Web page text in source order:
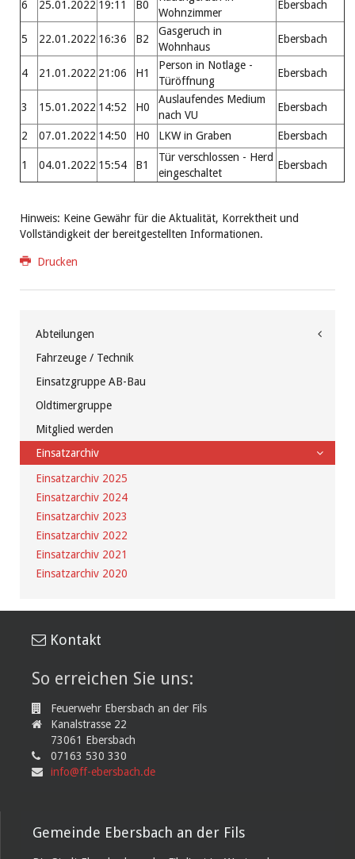
6 25.01.2022 19:11 B0
Wohnzimmer
Ebersbach
5 22.01.2022 16:36 B2
Gasgeruch in
Wohnhaus
Ebersbach
4 21.01.2022 21:06 H1
Person in Notlage -
Türöffnung
Ebersbach
3 15.01.2022 14:52 H0
Auslaufendes Medium
nach VU
Ebersbach
2 07.01.2022 14:50 H0 LKW in Graben Ebersbach
1 04.01.2022 15:54 B1
Tür verschlossen - Herd
eingeschaltet
Ebersbach
Hinweis: Keine Gewähr für die Aktualität, Korrektheit und
Vollständigkeit der bereitgestellten Informationen.
Drucken
Abteilungen
Fahrzeuge / Technik
Einsatzgruppe AB-Bau
Oldtimergruppe
Mitglied werden
Einsatzarchiv
Einsatzarchiv 2025
Einsatzarchiv 2024
Einsatzarchiv 2023
Einsatzarchiv 2022
Einsatzarchiv 2021
Einsatzarchiv 2020
Kontakt
So erreichen Sie uns:
Feuerwehr Ebersbach an der Fils
Kanalstrasse 22
73061 Ebersbach
07163 530 330
info@ff-ebersbach.de
Gemeinde Ebersbach an der Fils